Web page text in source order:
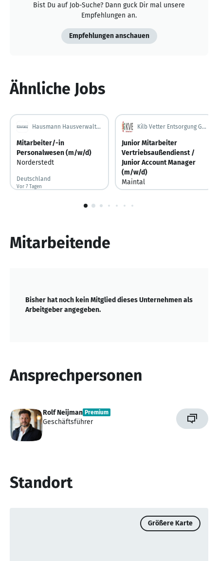
Bist Du auf Job-Suche? Dann guck Dir mal unsere
Empfehlungen an.
Empfehlungen anschauen
Ähnliche Jobs
Hausmann Hausverwaltung GmbH
Mitarbeiter/-in
Personalwesen (m/w/d)
Norderstedt
Deutschland
Vor 7 Tagen
Vor 7 Tagen veröffentlicht
Kilb Vetter Entsorgung GmbH
Junior Mitarbeiter
Vertriebsaußendienst /
Junior Account Manager
(m/w/d)
Maintal
Vor 4 Tagen
Vor 4 Tagen veröffentlicht
1
Mitarbeitende
Bisher hat noch kein Mitglied dieses Unternehmen als
Arbeitgeber angegeben.
Ansprechpersonen
Rolf Neijman Premium
Geschäftsführer
Standort
Größere Karte